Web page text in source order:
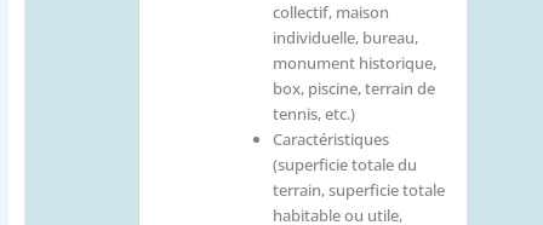
collectif, maison
individuelle, bureau,
monument historique,
box, piscine, terrain de
tennis, etc.)
Caractéristiques
(superficie totale du
terrain, superficie totale
habitable ou utile,